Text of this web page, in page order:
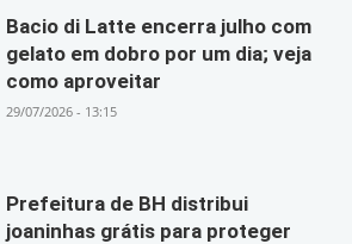
Bacio di Latte encerra julho com
gelato em dobro por um dia; veja
como aproveitar
29/07/2026 - 13:15
Prefeitura de BH distribui
joaninhas grátis para proteger